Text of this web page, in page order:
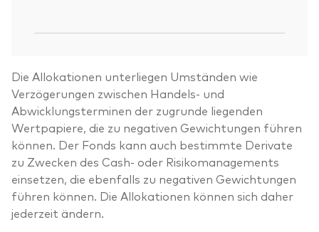
Die Allokationen unterliegen Umständen wie
Verzögerungen zwischen Handels- und
Abwicklungsterminen der zugrunde liegenden
Wertpapiere, die zu negativen Gewichtungen führen
können. Der Fonds kann auch bestimmte Derivate
zu Zwecken des Cash- oder Risikomanagements
einsetzen, die ebenfalls zu negativen Gewichtungen
führen können. Die Allokationen können sich daher
jederzeit ändern.